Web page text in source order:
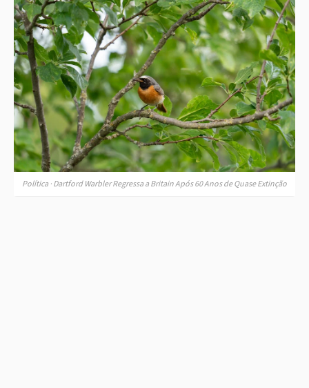
Política · Dartford Warbler Regressa a Britain Após 60 Anos de Quase Extinção